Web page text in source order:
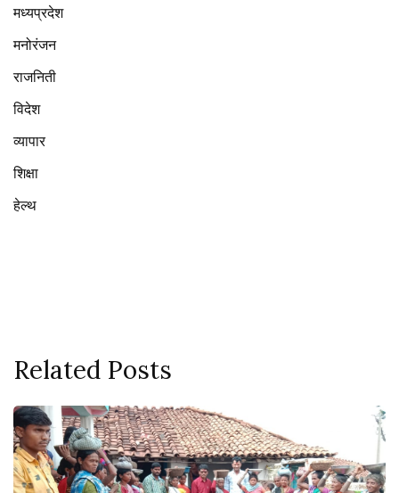
मध्यप्रदेश
मनोरंजन
राजनिती
विदेश
व्यापार
शिक्षा
हेल्थ
Related Posts